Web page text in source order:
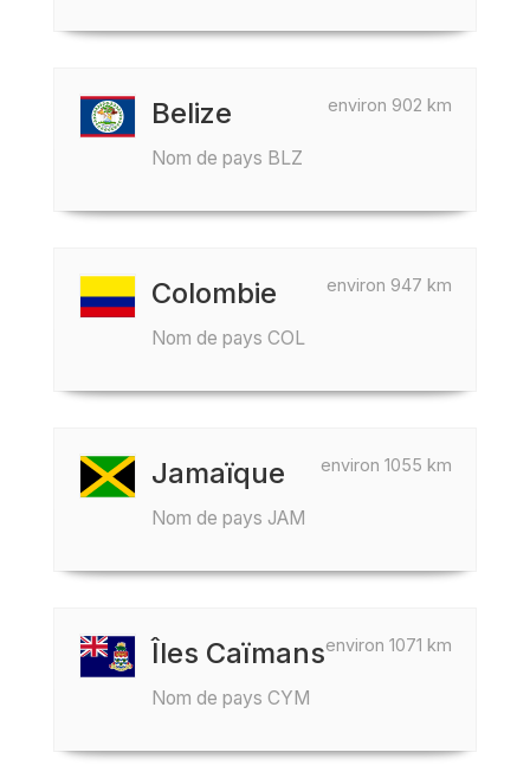
environ 902 km
Belize
Nom de pays BLZ
environ 947 km
Colombie
Nom de pays COL
environ 1055 km
Jamaïque
Nom de pays JAM
environ 1071 km
Îles Caïmans
Nom de pays CYM